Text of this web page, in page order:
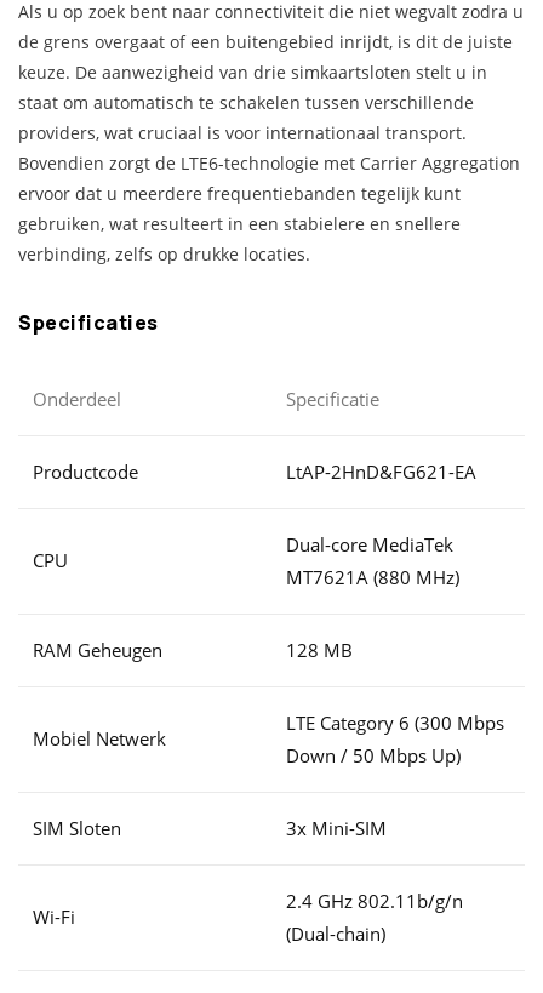
Als u op zoek bent naar connectiviteit die niet wegvalt zodra u
de grens overgaat of een buitengebied inrijdt, is dit de juiste
keuze. De aanwezigheid van drie simkaartsloten stelt u in
staat om automatisch te schakelen tussen verschillende
providers, wat cruciaal is voor internationaal transport.
Bovendien zorgt de LTE6-technologie met Carrier Aggregation
ervoor dat u meerdere frequentiebanden tegelijk kunt
gebruiken, wat resulteert in een stabielere en snellere
verbinding, zelfs op drukke locaties.
Specificaties
Onderdeel Specificatie
Productcode LtAP-2HnD&FG621-EA
CPU
Dual-core MediaTek
MT7621A (880 MHz)
RAM Geheugen 128 MB
Mobiel Netwerk
LTE Category 6 (300 Mbps
Down / 50 Mbps Up)
SIM Sloten 3x Mini-SIM
Wi-Fi
2.4 GHz 802.11b/g/n
(Dual-chain)